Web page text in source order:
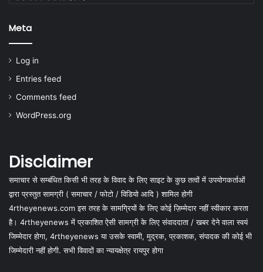
Meta
Log in
Entries feed
Comments feed
WordPress.org
Disclaimer
समाचार से सम्बंधित किसी भी तरह के विवाद के लिए साइट के कुछ तत्वों में उपयोगकर्ताओं
द्वारा प्रस्तुत सामग्री ( समाचार / फोटो / विडियो आदि ) शामिल होगी
4rtheyenews.com इस तरह के सामग्रियों के लिए कोई ज़िम्मेदार नहीं स्वीकार करता
है। 4rtheyenews में प्रकाशित ऐसी सामग्री के लिए संवाददाता / खबर देने वाला स्वयं
जिम्मेदार होगा, 4rtheyenews या उसके स्वामी, मुद्रक, प्रकाशक, संपादक की कोई भी
जिम्मेदारी नहीं होगी. सभी विवादों का न्यायक्षेत्र रायपुर होगा